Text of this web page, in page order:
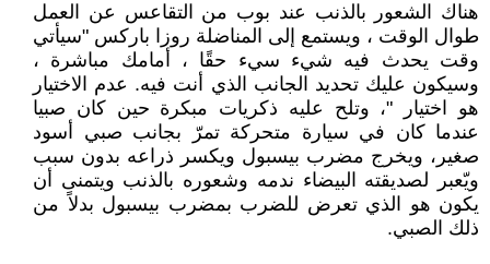
هناك الشعور بالذنب عند بوب من التقاعس عن العمل
طوال الوقت ، ويستمع إلى المناضلة روزا باركس "سيأتي
وقت يحدث فيه شيء سيء حقًا ، أمامك مباشرة ،
وسيكون عليك تحديد الجانب الذي أنت فيه. عدم الاختيار
هو اختيار "، وتلح عليه ذكريات مبكرة حين كان صبيا
عندما كان في سيارة متحركة تمرّ بجانب صبي أسود
صغير، ويخرج مضرب بيسبول ويكسر ذراعه بدون سبب
ويّعبر لصديقته البيضاء ندمه وشعوره بالذنب ويتمنى أن
يكون هو الذي تعرض للضرب بمضرب بيسبول بدلاً من
ذلك الصبي.